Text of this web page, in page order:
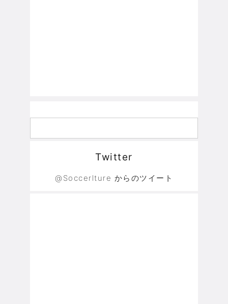
Twitter
@Soccerlture からのツイート